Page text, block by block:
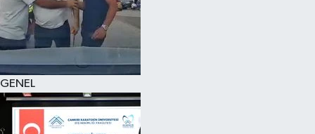
GENEL
KÜLTÜR SANAT
SAĞLIK